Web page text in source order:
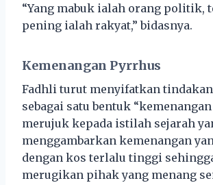
“Yang mabuk ialah orang politik,
pening ialah rakyat,” bidasnya.
Kemenangan Pyrrhus
Fadhli turut menyifatkan
sebagai satu bentuk
merujuk kepada istilah sejarah
menggambarkan kemenangan
dengan kos terlalu tinggi
merugikan pihak yang menang